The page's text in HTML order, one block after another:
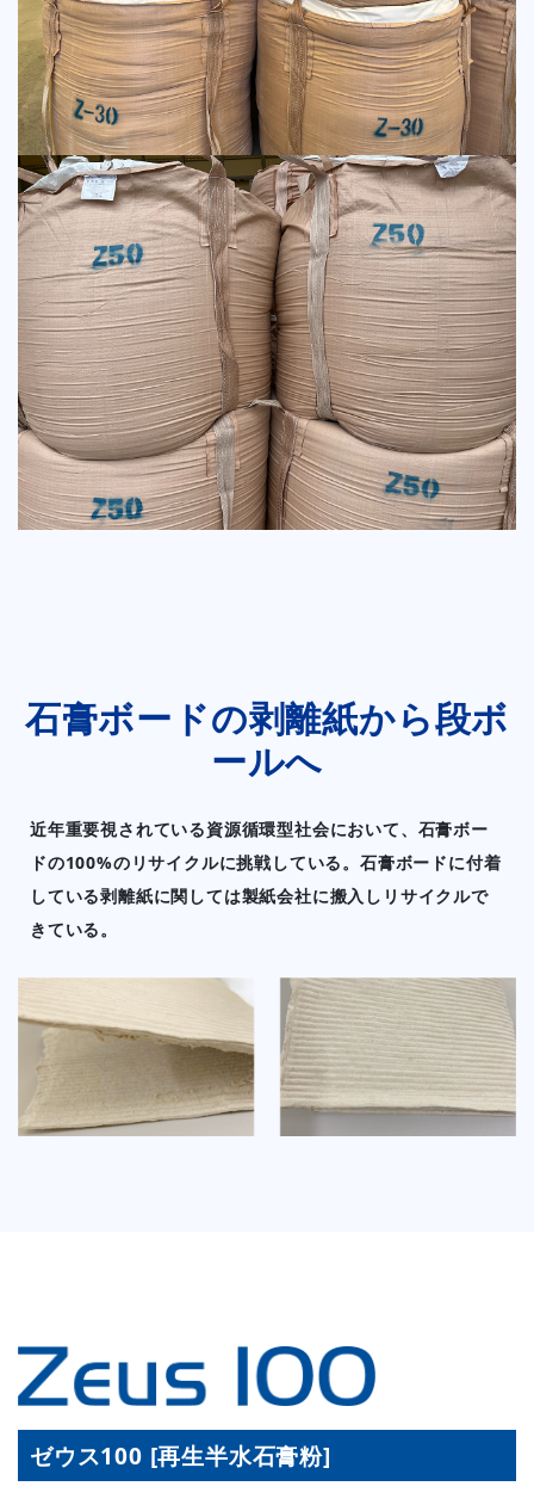
石膏ボードの剥離紙から段ボ
ールへ
近年重要視されている資源循環型社会において、石膏ボー
ドの100%のリサイクルに挑戦している。石膏ボードに付着
している剥離紙に関しては製紙会社に搬入しリサイクルで
きている。
ゼウス100 [再生半水石膏粉]